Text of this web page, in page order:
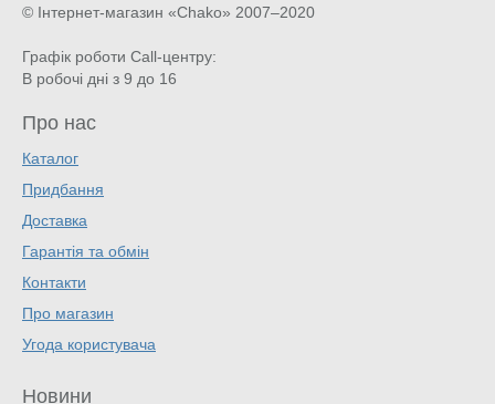
© Інтернет-магазин «Chako» 2007–2020
Графік роботи Call-центру:
В робочі дні з 9 до 16
Про нас
Каталог
Придбання
Доставка
Гарантія та обмін
Контакти
Про магазин
Угода користувача
Новини